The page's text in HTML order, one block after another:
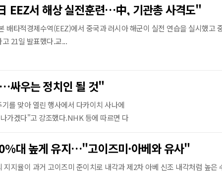
EEZ서 해상 실전훈련…中, 기관총 사격도"
배타적경제수역(EEZ)에서 중국과 러시아 해군이 실전 연습을 실시했고
21일 발표했다.교...
싸우는 정치인 될 것"
를 맞아 열린 행사에서 다카이치 사나에
가겠다"고 강조했다.NHK 등에 따르면 다
대 높게 유지…"고이즈미·아베와 유사"
지지율이 과거 고이즈미 준이치로 내각과 제2차 아베 신조 내각처럼 높은